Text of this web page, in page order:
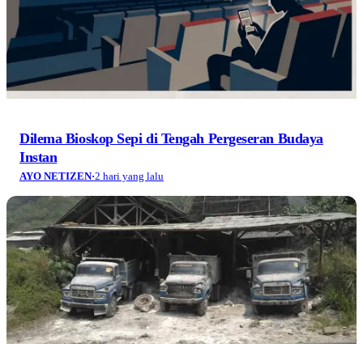
Dilema Bioskop Sepi di Tengah Pergeseran Budaya
Instan
AYO NETIZEN·2 hari yang lalu